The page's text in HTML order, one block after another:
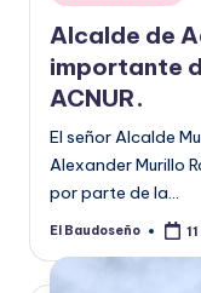
en
Alcalde de
importante
ACNUR.
El señor Alcalde
Alexander Murillo
por parte de la…
Publicado
El Baudoseño